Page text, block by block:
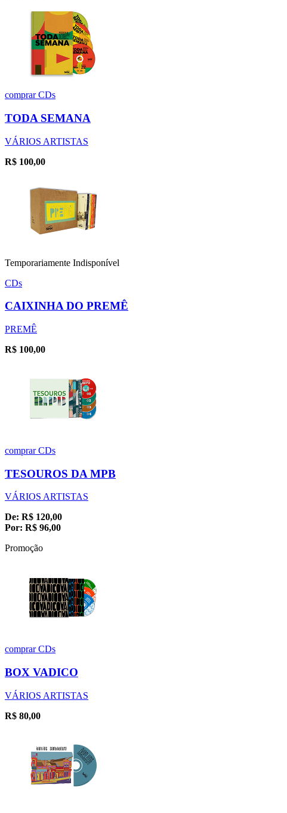
comprarCDs
TODA SEMANA
VÁRIOS ARTISTAS
R$ 100,00
Temporariamente Indisponível
CDs
CAIXINHA DO PREMÊ
PREMÊ
R$ 100,00
comprarCDs
TESOUROS DA MPB
VÁRIOS ARTISTAS
De: R$ 120,00
Por: R$ 96,00
Promoção
comprarCDs
BOX VADICO
VÁRIOS ARTISTAS
R$ 80,00